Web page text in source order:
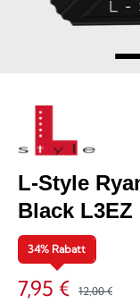
L-Style
Black
34% Rabatt
7,95 € 12,00 €